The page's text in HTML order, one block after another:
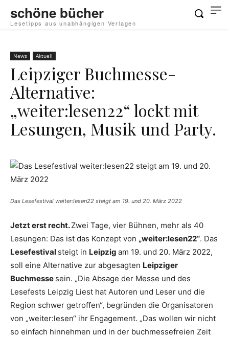
schöne bücher
Lesetipps aus unabhängigen Verlagen
News Aktuell
Leipziger Buchmesse-
Alternative:
„weiter:lesen22“ lockt mit
Lesungen, Musik und Party.
Das Lesefestival weiter:lesen22 steigt am 19. und 20. März 2022
Jetzt erst recht.Zwei Tage, vier Bühnen, mehr als 40
Lesungen: Das ist das Konzept von „weiter:lesen22“. Das
Lesefestival steigt in Leipzig am 19. und 20. März 2022,
soll eine Alternative zur abgesagten Leipziger
Buchmesse sein. „Die Absage der Messe und des
Lesefests Leipzig Liest hat Autoren und Leser und die
Region schwer getroffen“, begründen die Organisatoren
von „weiter:lesen“ ihr Engagement. „Das wollen wir nicht
so einfach hinnehmen und in der buchmessefreien Zeit